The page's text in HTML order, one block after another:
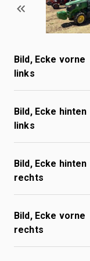
Bild, Ecke vorne
links
Bild, Ecke hinten
links
Bild, Ecke hinten
rechts
Bild, Ecke vorne
rechts